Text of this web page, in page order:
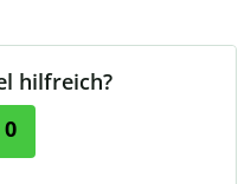
hilfreich?
0